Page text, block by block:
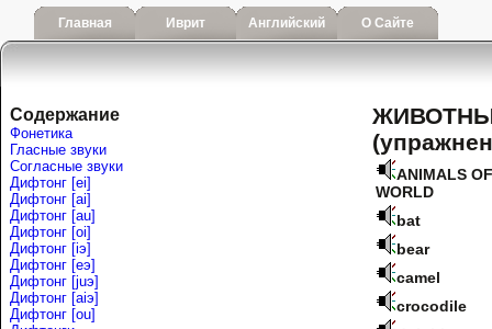
Главная Иврит Английский О Сайте
Содержание
Фонетика
Гласные звуки
Согласные звуки
Дифтонг [ei]
Дифтонг [ai]
Дифтонг [au]
Дифтонг [oi]
Дифтонг [iэ]
Дифтонг [eэ]
Дифтонг [juэ]
Дифтонг [аiэ]
Дифтонг [ou]
ANIMALS
WORLD
bat
bear
camel
crocodile